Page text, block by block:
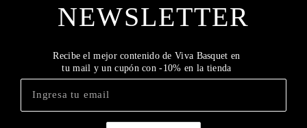
NEWSLETTER
Recibe el mejor contenido de Viva Basquet en
tu mail y un cupón con -10% en la tienda